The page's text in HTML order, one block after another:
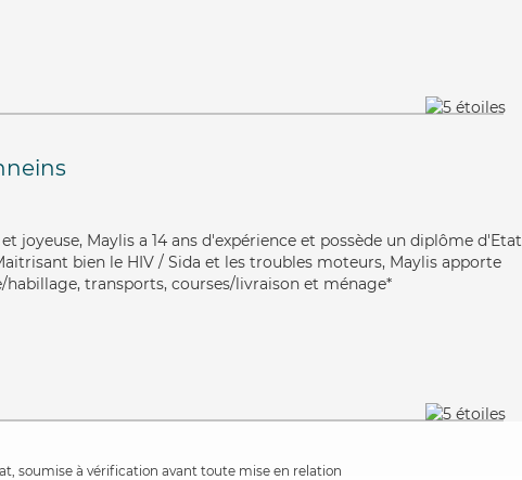
joyeuse, Maylis a 14 ans d'expérience et possède un diplôme d'Etat
bien le HIV / Sida et les troubles moteurs, Maylis apporte
habillage, transports, courses/livraison et ménage*
soumise à vérification avant toute mise en relation